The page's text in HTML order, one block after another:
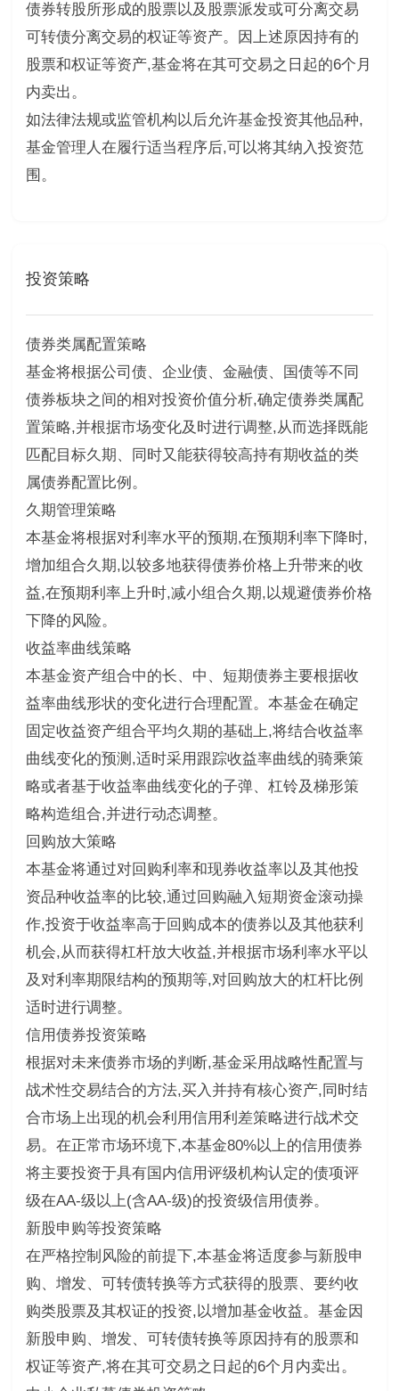
债券转股所形成的股票以及股票派发或可分离交易
可转债分离交易的权证等资产。因上述原因持有的
股票和权证等资产,基金将在其可交易之日起的6个月
内卖出。
如法律法规或监管机构以后允许基金投资其他品种,
基金管理人在履行适当程序后,可以将其纳入投资范
围。
投资策略
债券类属配置策略
基金将根据公司债、企业债、金融债、国债等不同
债券板块之间的相对投资价值分析,确定债券类属配
置策略,并根据市场变化及时进行调整,从而选择既能
匹配目标久期、同时又能获得较高持有期收益的类
属债券配置比例。
久期管理策略
本基金将根据对利率水平的预期,在预期利率下降时,
增加组合久期,以较多地获得债券价格上升带来的收
益,在预期利率上升时,减小组合久期,以规避债券价格
下降的风险。
收益率曲线策略
本基金资产组合中的长、中、短期债券主要根据收
益率曲线形状的变化进行合理配置。本基金在确定
固定收益资产组合平均久期的基础上,将结合收益率
曲线变化的预测,适时采用跟踪收益率曲线的骑乘策
略或者基于收益率曲线变化的子弹、杠铃及梯形策
略构造组合,并进行动态调整。
回购放大策略
本基金将通过对回购利率和现券收益率以及其他投
资品种收益率的比较,通过回购融入短期资金滚动操
作,投资于收益率高于回购成本的债券以及其他获利
机会,从而获得杠杆放大收益,并根据市场利率水平以
及对利率期限结构的预期等,对回购放大的杠杆比例
适时进行调整。
信用债券投资策略
根据对未来债券市场的判断,基金采用战略性配置与
战术性交易结合的方法,买入并持有核心资产,同时结
合市场上出现的机会利用信用利差策略进行战术交
易。在正常市场环境下,本基金80%以上的信用债券
将主要投资于具有国内信用评级机构认定的债项评
级在AA-级以上(含AA-级)的投资级信用债券。
新股申购等投资策略
在严格控制风险的前提下,本基金将适度参与新股申
购、增发、可转债转换等方式获得的股票、要约收
购类股票及其权证的投资,以增加基金收益。基金因
新股申购、增发、可转债转换等原因持有的股票和
权证等资产,将在其可交易之日起的6个月内卖出。